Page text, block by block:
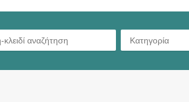
Κατηγορία